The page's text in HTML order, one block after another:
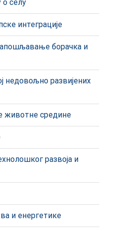
о селу
интеграције
борачка и
недовољно развијених
животне средине
развоја и
и енергетике